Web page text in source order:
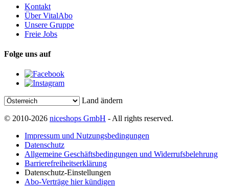
Kontakt
Über VitalAbo
Unsere Gruppe
Freie Jobs
Folge uns auf
Land ändern
© 2010-2026 niceshops GmbH - All rights reserved.
Impressum und Nutzungsbedingungen
Datenschutz
Allgemeine Geschäftsbedingungen und Widerrufsbelehrung
Barrierefreiheitserklärung
Datenschutz-Einstellungen
Abo-Verträge hier kündigen